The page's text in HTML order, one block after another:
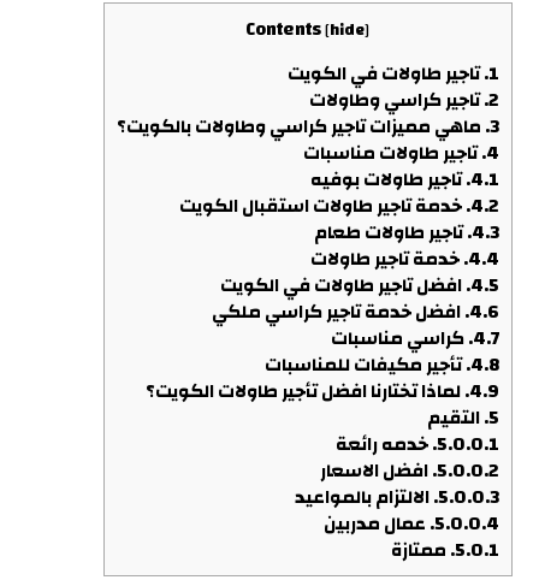
Contents[hide]
1.تاجير طاولات في الكويت
2.تاجير كراسي وطاولات
3. ماهي مميزات تاجير كراسي وطاولات بالكويت؟
4.تاجير طاولات مناسبات
4.1.تاجير طاولات بوفيه
4.2. خدمة تاجير طاولات استقبال الكويت
4.3.تاجير طاولات طعام
4.4. خدمة تاجير طاولات
4.5. افضل تاجير طاولات في الكويت
4.6. افضل خدمة تاجير كراسي ملكي
4.7. كراسي مناسبات
4.8.تأجير مكيفات للمناسبات
4.9. لماذا تختارنا افضل تأجير طاولات الكويت؟
5. التقيم
5.0.0.1. خدمه رائعة
5.0.0.2. افضل الاسعار
5.0.0.3. الالتزام بالمواعيد
5.0.0.4. عمال مدربين
5.0.1. ممتازة